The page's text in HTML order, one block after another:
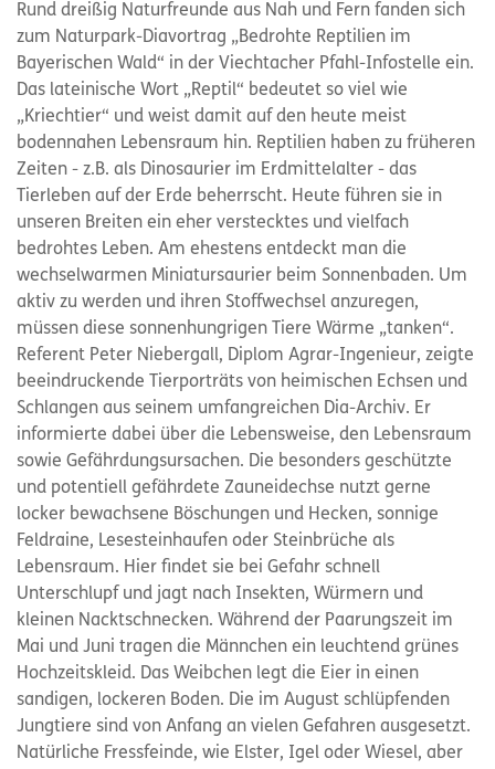
Rund dreißig Naturfreunde aus Nah und Fern fanden sich
zum Naturpark-Diavortrag „Bedrohte Reptilien im
Bayerischen Wald“ in der Viechtacher Pfahl-Infostelle ein.
Das lateinische Wort „Reptil“ bedeutet so viel wie
„Kriechtier“ und weist damit auf den heute meist
bodennahen Lebensraum hin. Reptilien haben zu früheren
Zeiten - z.B. als Dinosaurier im Erdmittelalter - das
Tierleben auf der Erde beherrscht. Heute führen sie in
unseren Breiten ein eher verstecktes und vielfach
bedrohtes Leben. Am ehestens entdeckt man die
wechselwarmen Miniatursaurier beim Sonnenbaden. Um
aktiv zu werden und ihren Stoffwechsel anzuregen,
müssen diese sonnenhungrigen Tiere Wärme „tanken“.
Referent Peter Niebergall, Diplom Agrar-Ingenieur, zeigte
beeindruckende Tierporträts von heimischen Echsen und
Schlangen aus seinem umfangreichen Dia-Archiv. Er
informierte dabei über die Lebensweise, den Lebensraum
sowie Gefährdungsursachen. Die besonders geschützte
und potentiell gefährdete Zauneidechse nutzt gerne
locker bewachsene Böschungen und Hecken, sonnige
Feldraine, Lesesteinhaufen oder Steinbrüche als
Lebensraum. Hier findet sie bei Gefahr schnell
Unterschlupf und jagt nach Insekten, Würmern und
kleinen Nacktschnecken. Während der Paarungszeit im
Mai und Juni tragen die Männchen ein leuchtend grünes
Hochzeitskleid. Das Weibchen legt die Eier in einen
sandigen, lockeren Boden. Die im August schlüpfenden
Jungtiere sind von Anfang an vielen Gefahren ausgesetzt.
Natürliche Fressfeinde, wie Elster, Igel oder Wiesel, aber